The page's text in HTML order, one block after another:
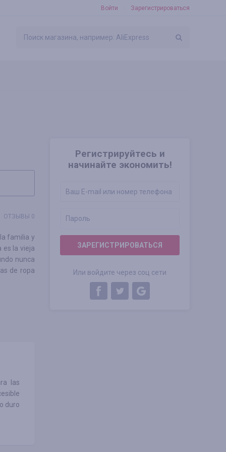
Войти Зарегистрироваться
Регистрируйтесь и
начинайте экономить!
ЗАРЕГИСТРИРОВАТЬСЯ
Или войдите через соц сети
ОТЗЫВЫ 0
familia y
es la vieja
nunca
de ropa
las
duro